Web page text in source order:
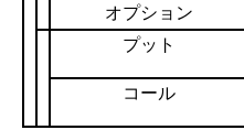
オプション
プット
コール